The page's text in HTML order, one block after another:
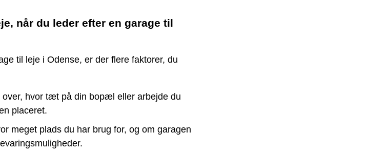
når du leder efter en garage til
til leje i Odense, er der flere faktorer, du
hvor tæt på din bopæl eller arbejde du
placeret.
meget plads du har brug for, og om garagen